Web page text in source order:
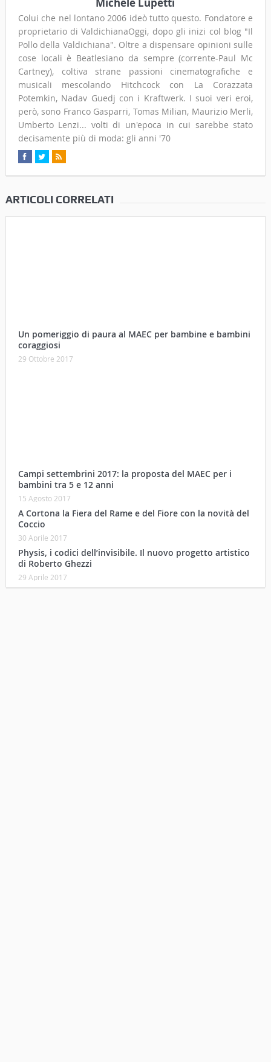
Colui che nel lontano 2006 ideò tutto questo. Fondatore e
proprietario di ValdichianaOggi, dopo gli inizi col blog "Il
Pollo della Valdichiana". Oltre a dispensare opinioni sulle
cose locali è Beatlesiano da sempre (corrente-Paul Mc
Cartney), coltiva strane passioni cinematografiche e
musicali mescolando Hitchcock con La Corazzata
Potemkin, Nadav Guedj con i Kraftwerk. I suoi veri eroi,
però, sono Franco Gasparri, Tomas Milian, Maurizio Merli,
Umberto Lenzi... volti di un'epoca in cui sarebbe stato
decisamente più di moda: gli anni '70
ARTICOLI CORRELATI
Un pomeriggio di paura al MAEC per bambine e bambini
coraggiosi
29 Ottobre 2017
Campi settembrini 2017: la proposta del MAEC per i
bambini tra 5 e 12 anni
15 Agosto 2017
A Cortona la Fiera del Rame e del Fiore con la novità del
Coccio
30 Aprile 2017
Physis, i codici dell’invisibile. Il nuovo progetto artistico
di Roberto Ghezzi
29 Aprile 2017